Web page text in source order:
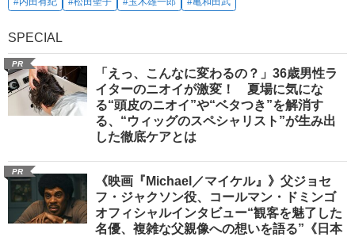
SPECIAL
PR
「えっ、こんなに変わるの？」36歳男性ラ
イターのニオイが激変！ 夏場に気にな
る“頭皮のニオイ”や“ベタつき”を解消す
る、“ウィッグのスペシャリスト”が生み出
した徹底ケアとは
PR
《映画『Michael／マイケル』》父ジョセ
フ・ジャクソン役、コールマン・ドミンゴ
オフィシャルインタビュー“観客を魅了した
名優、複雑な父親像への想いを語る”《日本